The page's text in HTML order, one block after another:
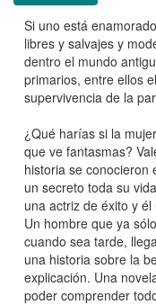
Si uno está
libres y salvajes y
dentro el mundo
primarios, entre ellos
supervivencia de la
¿Qué harías si la
que ve fantasmas?
historia se conocieron
un secreto toda su
una actriz de éxito y
Un hombre que ya
cuando sea tarde,
una historia sobre la
explicación. Una
poder comprender